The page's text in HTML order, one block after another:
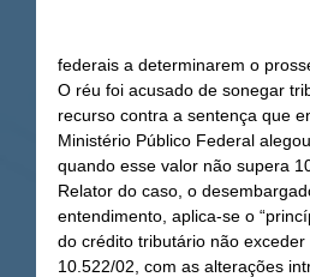
federais a determinarem o
O réu foi acusado de sonegar
recurso contra a sentença que
Ministério Público Federal
quando esse valor não supera
Relator do caso, o
entendimento, aplica-se o
do crédito tributário não
10.522/02, com as alterações